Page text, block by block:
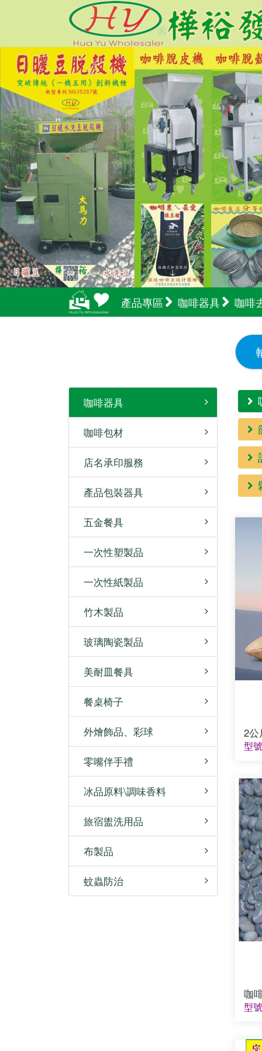
產品專區 咖啡器具 咖啡
咖啡器具
咖啡包材
店名承印服務
產品包裝器具
五金餐具
一次性塑製品
一次性紙製品
竹木製品
玻璃陶瓷製品
美耐皿餐具
餐桌椅子
外燴飾品、彩球
零嘴伴手禮
冰品原料\調味香料
旅宿盥洗用品
布製品
蚊蟲防治
2公
型
咖
型